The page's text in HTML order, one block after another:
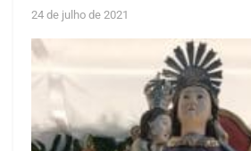
24 de julho de 2021